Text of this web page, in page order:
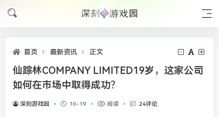
首页 最新资讯 正文
仙踪林COMPANY LIMITED19岁，这家公司
如何在市场中取得成功？
深刻游戏园 10-19 阅读 24评论